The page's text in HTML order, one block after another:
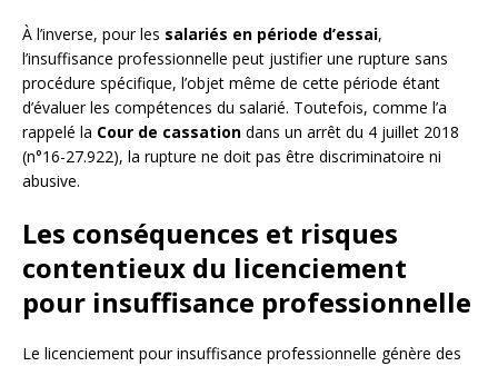
À l’inverse, pour les salariés en période d’essai,
l’insuffisance professionnelle peut justifier une rupture sans
procédure spécifique, l’objet même de cette période étant
d’évaluer les compétences du salarié. Toutefois, comme l’a
rappelé la Cour de cassation dans un arrêt du 4 juillet 2018
(n°16-27.922), la rupture ne doit pas être discriminatoire ni
abusive.
Les conséquences et risques
contentieux du licenciement
pour insuffisance professionnelle
Le licenciement pour insuffisance professionnelle génère des